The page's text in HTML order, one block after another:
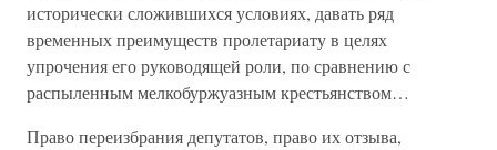
исторически сложившихся условиях, давать ряд
временных преимуществ пролетариату в целях
упрочения его руководящей роли, по сравнению с
распыленным мелкобуржуазным крестьянством…
Право переизбрания депутатов, право их отзыва,